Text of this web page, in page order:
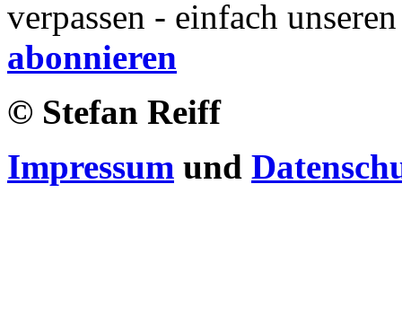
verpassen - einfach
abonnieren
© Stefan Reiff
Impressum und